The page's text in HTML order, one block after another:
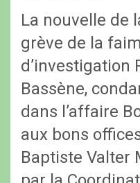
La nouvelle de
grève de la
d’investigation
Bassène,
dans l’affaire
aux bons
Baptiste Valter